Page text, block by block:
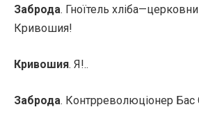
Заброда. Гноїтель
Кривошия!
Кривошия. Я!..
Заброда. Контрреволюціонер